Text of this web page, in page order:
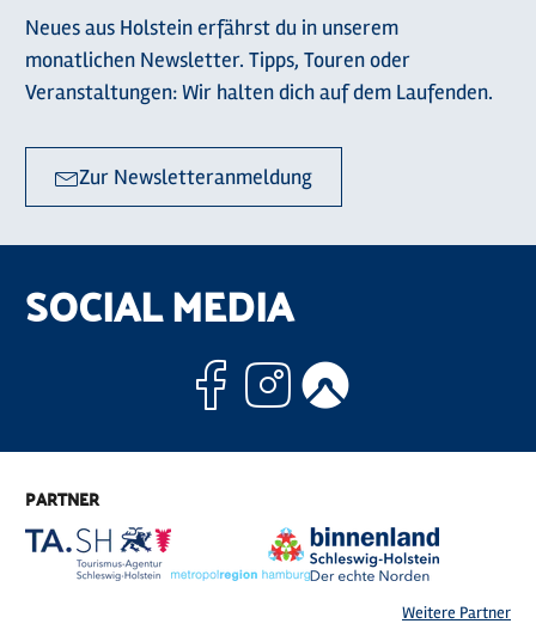
Neues aus Holstein erfährst du in unserem
monatlichen Newsletter. Tipps, Touren oder
Veranstaltungen: Wir halten dich auf dem Laufenden.
Zur Newsletteranmeldung
SOCIAL MEDIA
Facebook
Instagram
PARTNER
Weitere Partner